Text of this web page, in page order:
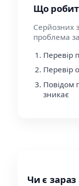
Що
Серйозних
проблема
Перевір
Перевір
Повідом
зникає
Чи є